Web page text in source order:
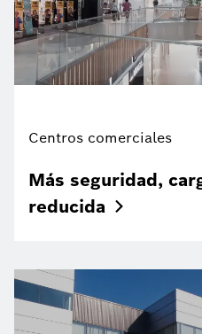
Centros comerciales
Más seguridad,
reducida